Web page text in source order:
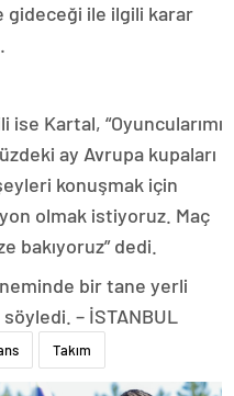
gideceği ile ilgili karar
Kartal, “Oyuncularımı
ay Avrupa kupaları
konuşmak için
olmak istiyoruz. Maç
bakıyoruz” dedi.
bir tane yerli
– İSTANBUL
Takım